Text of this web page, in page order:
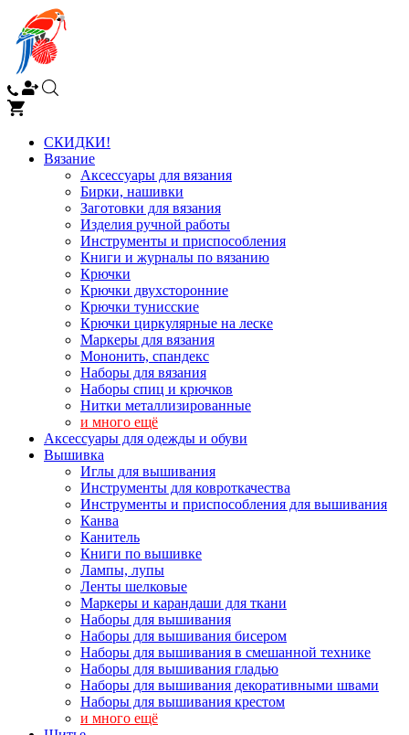
СКИДКИ!
Вязание
Аксессуары для вязания
Бирки, нашивки
Заготовки для вязания
Изделия ручной работы
Инструменты и приспособления
Книги и журналы по вязанию
Крючки
Крючки двухсторонние
Крючки тунисские
Крючки циркулярные на леске
Маркеры для вязания
Мононить, спандекс
Наборы для вязания
Наборы спиц и крючков
Нитки металлизированные
и много ещё
Аксессуары для одежды и обуви
Вышивка
Иглы для вышивания
Инструменты для ковроткачества
Инструменты и приспособления для вышивания
Канва
Канитель
Книги по вышивке
Лампы, лупы
Ленты шелковые
Маркеры и карандаши для ткани
Наборы для вышивания
Наборы для вышивания бисером
Наборы для вышивания в смешанной технике
Наборы для вышивания гладью
Наборы для вышивания декоративными швами
Наборы для вышивания крестом
и много ещё